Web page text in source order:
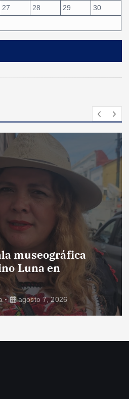
27 28 29
30
museográfica
Luna en
agosto 7, 2026